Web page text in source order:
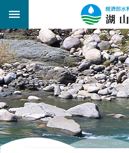
跳到主要內容區塊
:::